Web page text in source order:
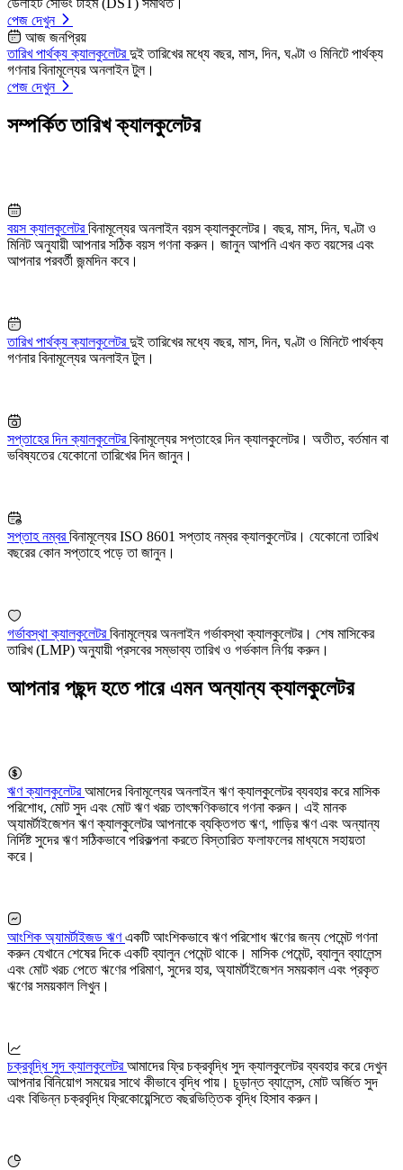
ডেলাইট সেভিং টাইম (DST) সমর্থিত।
পেজ দেখুন
আজ জনপ্রিয়
তারিখ পার্থক্য ক্যালকুলেটরদুই তারিখের মধ্যে বছর, মাস, দিন, ঘণ্টা ও মিনিটে পার্থক্য
গণনার বিনামূল্যের অনলাইন টুল।
পেজ দেখুন
সম্পর্কিত তারিখ ক্যালকুলেটর
বয়স ক্যালকুলেটরবিনামূল্যের অনলাইন বয়স ক্যালকুলেটর। বছর, মাস, দিন, ঘণ্টা ও
মিনিট অনুযায়ী আপনার সঠিক বয়স গণনা করুন। জানুন আপনি এখন কত বয়সের এবং
আপনার পরবর্তী জন্মদিন কবে।
তারিখ পার্থক্য ক্যালকুলেটরদুই তারিখের মধ্যে বছর, মাস, দিন, ঘণ্টা ও মিনিটে পার্থক্য
গণনার বিনামূল্যের অনলাইন টুল।
সপ্তাহের দিন ক্যালকুলেটরবিনামূল্যের সপ্তাহের দিন ক্যালকুলেটর। অতীত, বর্তমান বা
ভবিষ্যতের যেকোনো তারিখের দিন জানুন।
সপ্তাহ নম্বরবিনামূল্যের ISO 8601 সপ্তাহ নম্বর ক্যালকুলেটর। যেকোনো তারিখ
বছরের কোন সপ্তাহে পড়ে তা জানুন।
গর্ভাবস্থা ক্যালকুলেটরবিনামূল্যের অনলাইন গর্ভাবস্থা ক্যালকুলেটর। শেষ মাসিকের
তারিখ (LMP) অনুযায়ী প্রসবের সম্ভাব্য তারিখ ও গর্ভকাল নির্ণয় করুন।
আপনার পছন্দ হতে পারে এমন অন্যান্য ক্যালকুলেটর
ঋণ ক্যালকুলেটরআমাদের বিনামূল্যের অনলাইন ঋণ ক্যালকুলেটর ব্যবহার করে মাসিক
পরিশোধ, মোট সুদ এবং মোট ঋণ খরচ তাৎক্ষণিকভাবে গণনা করুন। এই মানক
অ্যামর্টাইজেশন ঋণ ক্যালকুলেটর আপনাকে ব্যক্তিগত ঋণ, গাড়ির ঋণ এবং অন্যান্য
নির্দিষ্ট সুদের ঋণ সঠিকভাবে পরিকল্পনা করতে বিস্তারিত ফলাফলের মাধ্যমে সহায়তা
করে।
আংশিক অ্যামর্টাইজড ঋণএকটি আংশিকভাবে ঋণ পরিশোধ ঋণের জন্য পেমেন্ট গণনা
করুন যেখানে শেষের দিকে একটি ব্যালুন পেমেন্ট থাকে। মাসিক পেমেন্ট, ব্যালুন ব্যালেন্স
এবং মোট খরচ পেতে ঋণের পরিমাণ, সুদের হার, অ্যামর্টাইজেশন সময়কাল এবং প্রকৃত
ঋণের সময়কাল লিখুন।
চক্রবৃদ্ধি সুদ ক্যালকুলেটরআমাদের ফ্রি চক্রবৃদ্ধি সুদ ক্যালকুলেটর ব্যবহার করে দেখুন
আপনার বিনিয়োগ সময়ের সাথে কীভাবে বৃদ্ধি পায়। চূড়ান্ত ব্যালেন্স, মোট অর্জিত সুদ
এবং বিভিন্ন চক্রবৃদ্ধি ফ্রিকোয়েন্সিতে বছরভিত্তিক বৃদ্ধি হিসাব করুন।